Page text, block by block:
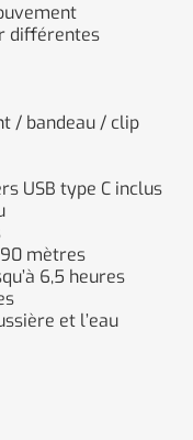
différentes
/ bandeau / clip
USB type C inclus
90 mètres
6,5 heures
et l’eau